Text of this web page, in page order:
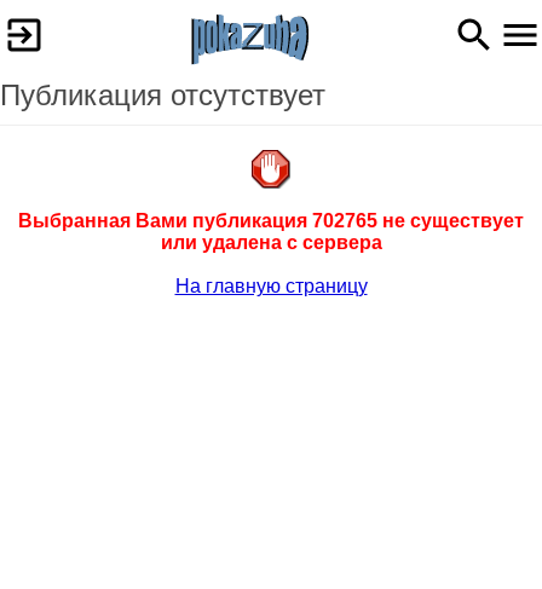
Публикация отсутствует
Выбранная Вами публикация 702765 не существует
или удалена с сервера
На главную страницу